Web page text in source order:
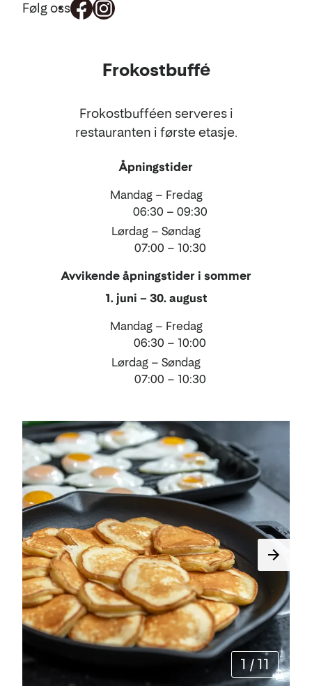
Følg oss
Frokostbuffé
Frokostbufféen serveres i
restauranten i første etasje.
Åpningstider
Mandag – Fredag
06:30 – 09:30
Lørdag – Søndag
07:00 – 10:30
Avvikende åpningstider i sommer
1. juni – 30. august
Mandag – Fredag
06:30 – 10:00
Lørdag – Søndag
07:00 – 10:30
1 / 11